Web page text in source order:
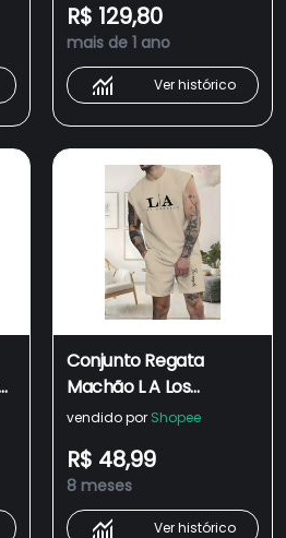
R$ 129,80
mais de 1 ano
Ver histórico
Conjunto Regata
Machão L A Los
Angeles Camiseta
Bermuda Moletom
com Bolso Algodão
Esporte Casual
vendido por Shopee
R$ 48,99
8 meses
Ver histórico